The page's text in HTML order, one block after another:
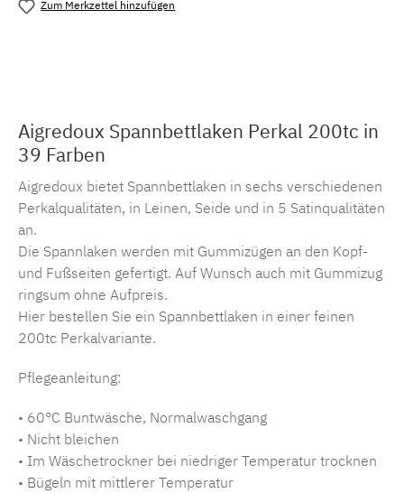
Zum Merkzettel hinzufügen
Aigredoux Spannbettlaken Perkal 200tc in
39 Farben
Aigredoux bietet Spannbettlaken in sechs verschiedenen
Perkalqualitäten, in Leinen, Seide und in 5 Satinqualitäten
an.
Die Spannlaken werden mit Gummizügen an den Kopf-
und Fußseiten gefertigt. Auf Wunsch auch mit Gummizug
ringsum ohne Aufpreis.
Hier bestellen Sie ein Spannbettlaken in einer feinen
200tc Perkalvariante.
Pflegeanleitung:
• 60°C Buntwäsche, Normalwaschgang
• Nicht bleichen
• Im Wäschetrockner bei niedriger Temperatur trocknen
• Bügeln mit mittlerer Temperatur